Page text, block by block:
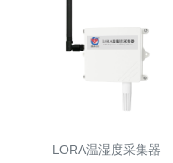
LORA温湿度采集器